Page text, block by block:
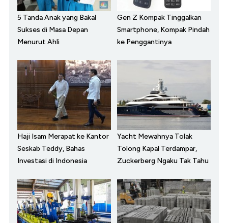
5 Tanda Anak yang Bakal
Sukses di Masa Depan
Menurut Ahli
Gen Z Kompak Tinggalkan
Smartphone, Kompak Pindah
ke Penggantinya
Haji Isam Merapat ke Kantor
Seskab Teddy, Bahas
Investasi di Indonesia
Yacht Mewahnya Tolak
Tolong Kapal Terdampar,
Zuckerberg Ngaku Tak Tahu